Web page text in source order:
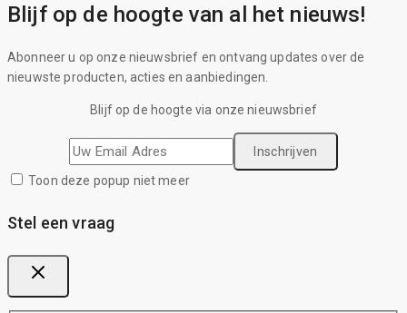
Blijf op de hoogte van al het nieuws!
Abonneer u op onze nieuwsbrief en ontvang updates over de
nieuwste producten, acties en aanbiedingen.
Blijf op de hoogte via onze nieuwsbrief
Toon deze popup niet meer
Stel een vraag